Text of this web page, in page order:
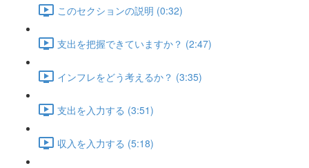
このセクションの説明 (0:32)
支出を把握できていますか？ (2:47)
インフレをどう考えるか？ (3:35)
支出を入力する (3:51)
収入を入力する (5:18)